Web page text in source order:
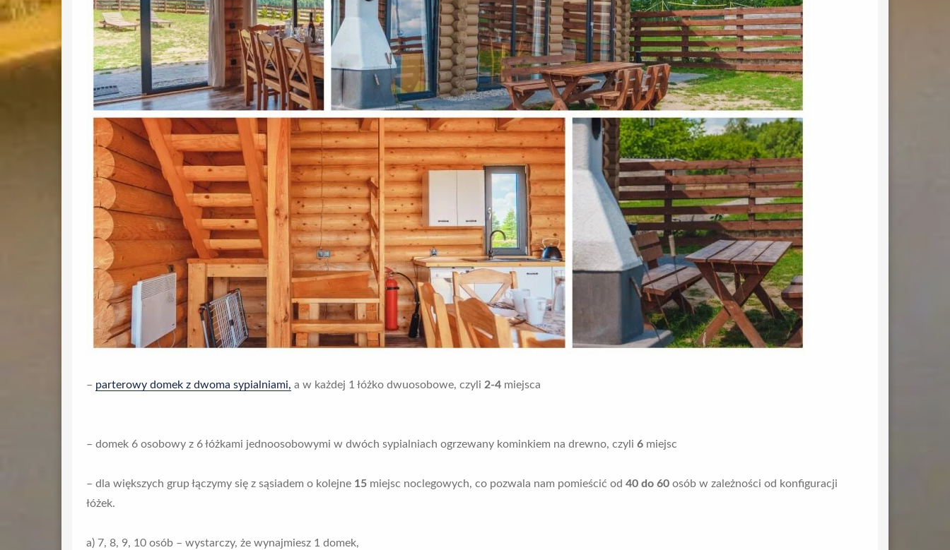
– parterowy domek z dwoma sypialniami, a w każdej 1 łóżko dwuosobowe, czyli 2-4 miejsca
– domek 6 osobowy z 6 łóżkami jednoosobowymi w dwóch sypialniach ogrzewany kominkiem na drewno, czyli 6 miejsc
– dla większych grup łączymy się z sąsiadem o kolejne 15 miejsc noclegowych, co pozwala nam pomieścić od 40 do 60 osób w zależności od konfiguracji
łóżek.
a) 7, 8, 9, 10 osób – wystarczy, że wynajmiesz 1 domek,